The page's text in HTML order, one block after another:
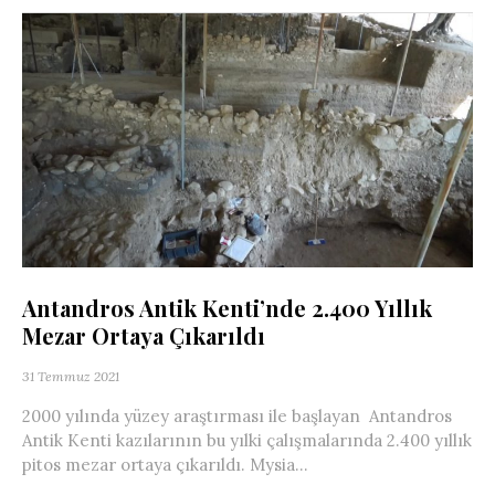
Antandros Antik Kenti’nde 2.400 Yıllık
Mezar Ortaya Çıkarıldı
31 Temmuz 2021
2000 yılında yüzey araştırması ile başlayan Antandros
Antik Kenti kazılarının bu yılki çalışmalarında 2.400 yıllık
pitos mezar ortaya çıkarıldı. Mysia...